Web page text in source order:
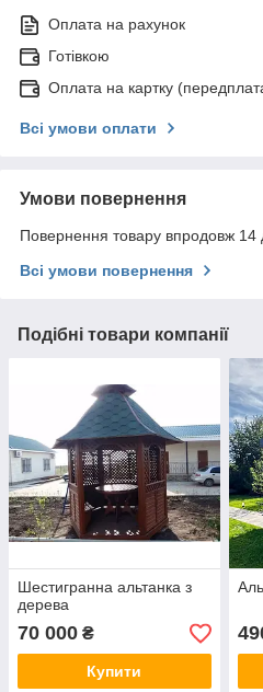
Оплата на рахунок
Готівкою
Оплата на картку
Всі умови оплати
Умови повернення
Повернення товару впродовж 14
Всі умови повернення
Подібні товари компанії
Шестигранна альтанка з
дерева
70 000 ₴
Купити